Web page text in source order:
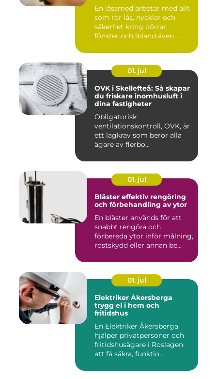
En låssmed arbetar med allt
som rör lås, nycklar och
säkerhet kring dörrar,
fönster och ibland även ...
01. jul
OVK i Skellefteå: Så skapar
du friskare inomhusluft i
dina fastigheter
Obligatorisk
ventilationskontroll, OVK, är
ett lagkrav som berör alla
ägare av flerbo...
01. jul
Bläster effektiv rengöring
och förbehandling av ytor
En bläster används för att
snabbt rengöra och
förbereda ytor inför målning,
rostskydd eller annan be...
01. jul
Elektriker Åkersberga
trygg el i hem och
fritidshus
En Elektriker Åkersberga
hjälper privatpersoner och
fritidshusägare i Roslagen
att få säkra, funktio...